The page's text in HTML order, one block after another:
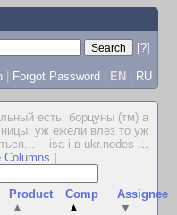
[?]
| Forgot Password | EN | RU
есть: борцуны (тм) а
уж ежели влез то уж
-- isa i в ukr.nodes ...
Columns
Product
▲
Comp
▲
Assignee
▼